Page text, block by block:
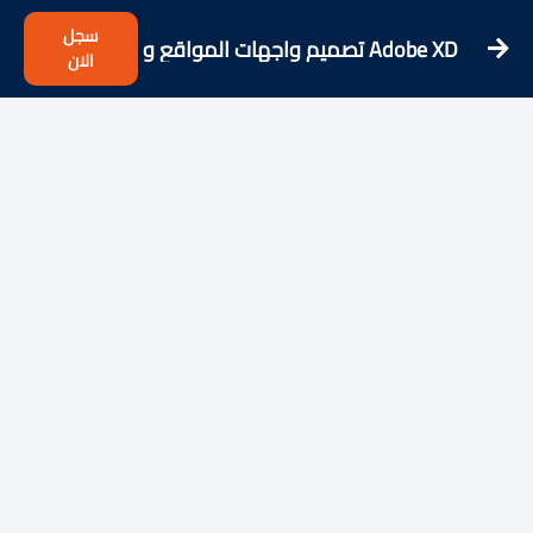
Adobe XD تصميم واجهات المواقع و
التطبيقات
سجل
الان